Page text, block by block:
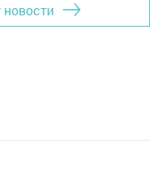
новости